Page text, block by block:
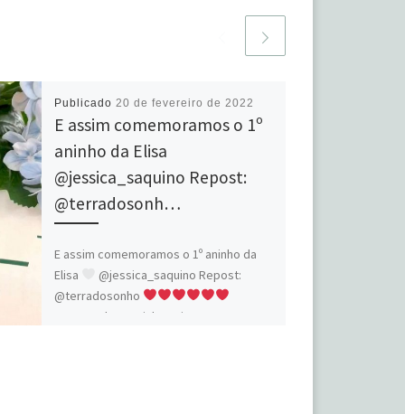
Publicado20 de fevereiro de 2022
E assim comemoramos o 1º
aninho da Elisa
@jessica_saquino Repost:
@terradosonh…
E assim comemoramos o 1º aninho da
Elisa
@jessica_saquino Repost:
@terradosonho
#eventuale #1aninho #niver